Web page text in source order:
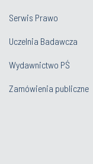
Serwis Prawo
Uczelnia Badawcza
Wydawnictwo PŚ
Zamówienia publiczne